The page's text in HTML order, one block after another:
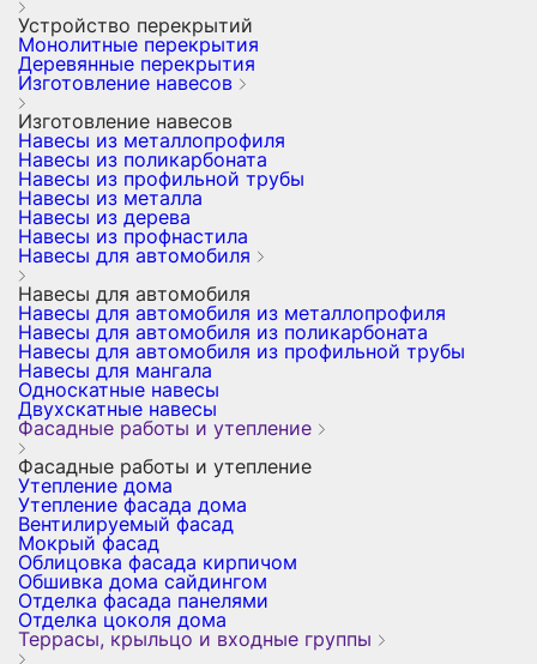
Устройство перекрытий
Монолитные перекрытия
Деревянные перекрытия
Изготовление навесов
Изготовление навесов
Навесы из металлопрофиля
Навесы из поликарбоната
Навесы из профильной трубы
Навесы из металла
Навесы из дерева
Навесы из профнастила
Навесы для автомобиля
Навесы для автомобиля
Навесы для автомобиля из металлопрофиля
Навесы для автомобиля из поликарбоната
Навесы для автомобиля из профильной трубы
Навесы для мангала
Односкатные навесы
Двухскатные навесы
Фасадные работы и утепление
Фасадные работы и утепление
Утепление дома
Утепление фасада дома
Вентилируемый фасад
Мокрый фасад
Облицовка фасада кирпичом
Обшивка дома сайдингом
Отделка фасада панелями
Отделка цоколя дома
Террасы, крыльцо и входные группы